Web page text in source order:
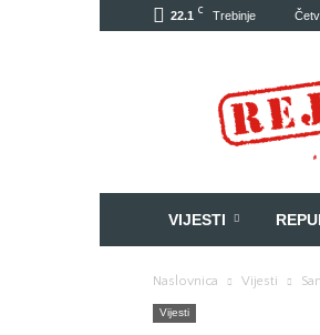
22.1 C Trebinje
VIJESTI
Naslovnica Vijesti
Vijesti